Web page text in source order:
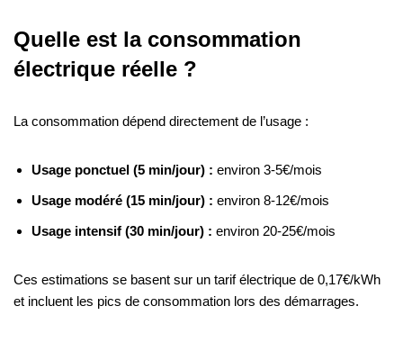
Quelle est la consommation
électrique réelle ?
La consommation dépend directement de l’usage :
Usage ponctuel (5 min/jour) : environ 3-5€/mois
Usage modéré (15 min/jour) : environ 8-12€/mois
Usage intensif (30 min/jour) : environ 20-25€/mois
Ces estimations se basent sur un tarif électrique de 0,17€/kWh
et incluent les pics de consommation lors des démarrages.